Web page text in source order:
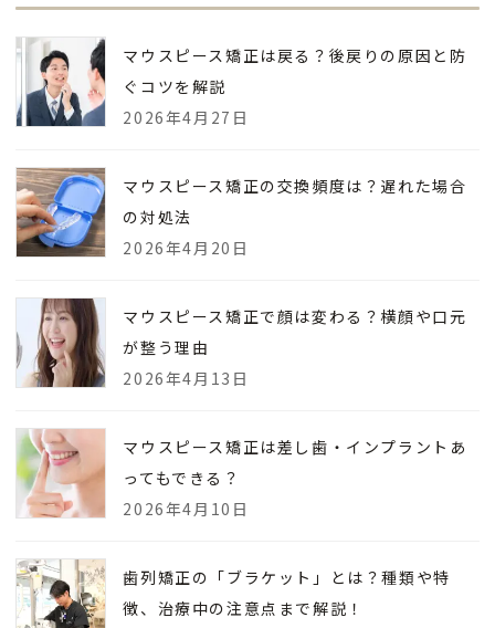
マウスピース矯正は戻る？後戻りの原因と防
ぐコツを解説
2026年4月27日
マウスピース矯正の交換頻度は？遅れた場合
の対処法
2026年4月20日
マウスピース矯正で顔は変わる？横顔や口元
が整う理由
2026年4月13日
マウスピース矯正は差し歯・インプラントあ
ってもできる？
2026年4月10日
歯列矯正の「ブラケット」とは？種類や特
徴、治療中の注意点まで解説！